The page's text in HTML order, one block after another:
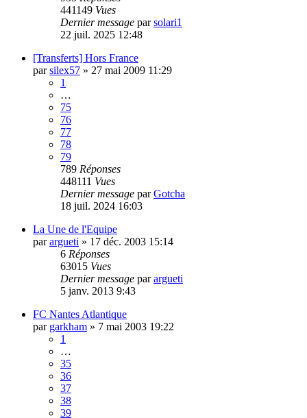
441149 Vues
Dernier message parsolari1
22 juil. 2025 12:48
[Transferts] Hors France
parsilex57 » 27 mai 2009 11:29
1
…
75
76
77
78
79
789 Réponses
448111 Vues
Dernier message parGotcha
18 juil. 2024 16:03
La Une de l'Equipe
parargueti » 17 déc. 2003 15:14
6 Réponses
63015 Vues
Dernier message parargueti
5 janv. 2013 9:43
FC Nantes Atlantique
par garkham » 7 mai 2003 19:22
1
…
35
36
37
38
39